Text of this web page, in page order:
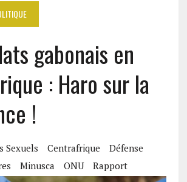
gabonais en
: Haro sur la
!
Sexuels Centrafrique
Défense
Minusca ONU Rapport